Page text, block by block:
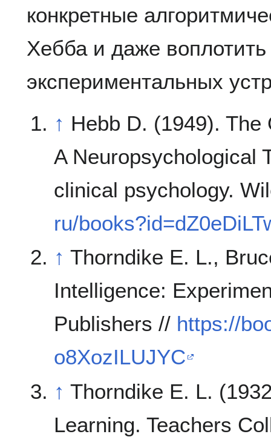
конкретные
Хебба и даже воплотить
экспериментальных
↑ Hebb D. (1949).
A Neuropsychological
clinical psychology.
ru/
↑ Thorndike E. L.,
Intelligence:
Publishers // https://
o8XozILUJYC
↑ Thorndike E. L.
Learning. Teachers